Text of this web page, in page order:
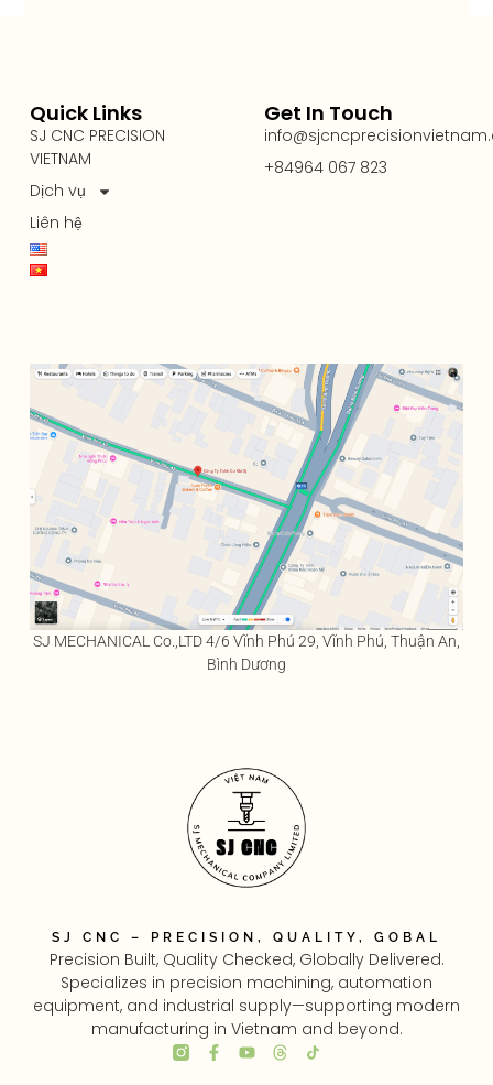
SJ CNC – PRECISION, QUALITY, GOBAL
Precision Built, Quality Checked, Globally Delivered.
Specializes in precision machining, automation
equipment, and industrial supply—supporting modern
manufacturing in Vietnam and beyond.
Quick Links
SJ CNC PRECISION
VIETNAM
Dịch vụ
Liên hệ
Get In Touch
+84964 067 823
SJ MECHANICAL Co.,LTD 4/6 Vĩnh Phú 29, Vĩnh Phú, Thuận An,
Bình Dương